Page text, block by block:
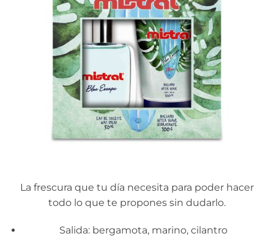
La frescura que tu día necesita para poder hacer
todo lo que te propones sin dudarlo.
Salida: bergamota, marino, cilantro